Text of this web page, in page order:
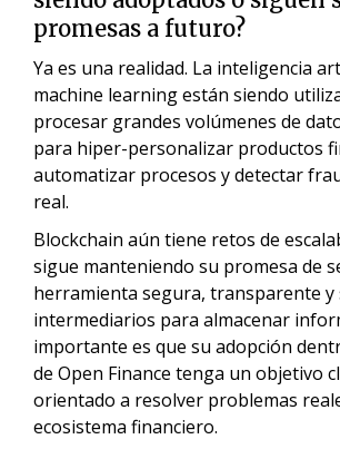
promesas a futuro?
Ya es una realidad. La inteligencia
machine learning están siendo
procesar grandes volúmenes de
para hiper-personalizar productos
automatizar procesos y detectar
real.
Blockchain aún tiene retos de
sigue manteniendo su promesa de
herramienta segura, transparente y
intermediarios para almacenar
importante es que su adopción
de Open Finance tenga un objetivo
orientado a resolver problemas
ecosistema financiero.